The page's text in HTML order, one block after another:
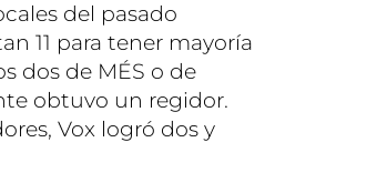
del pasado
11 para tener mayoría
dos de MÉS o de
obtuvo un regidor.
Vox logró dos y